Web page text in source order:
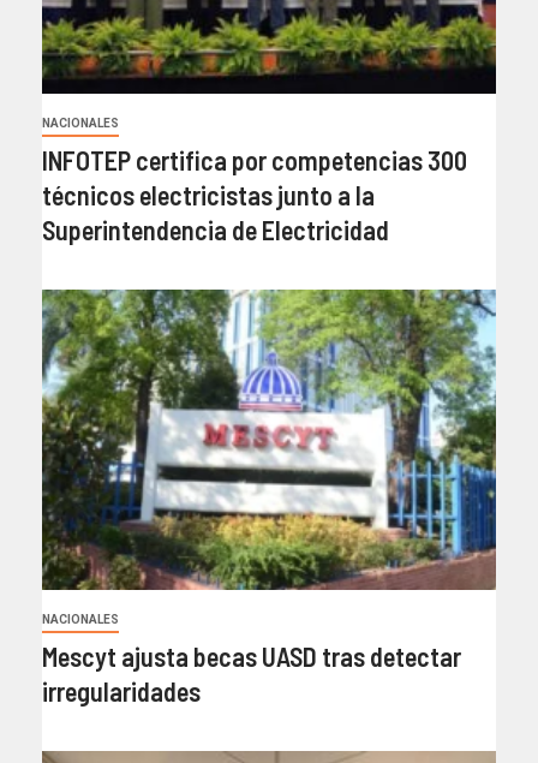
NACIONALES
INFOTEP certifica por competencias 300
técnicos electricistas junto a la
Superintendencia de Electricidad
NACIONALES
Mescyt ajusta becas UASD tras detectar
irregularidades